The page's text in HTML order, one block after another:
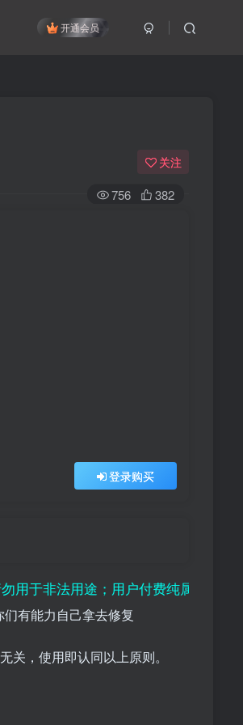
开通会员
关注
756 382
登录购买
途；用户付费纯属对平台赞助行为
有能力自己拿去修复
，使用即认同以上原则。